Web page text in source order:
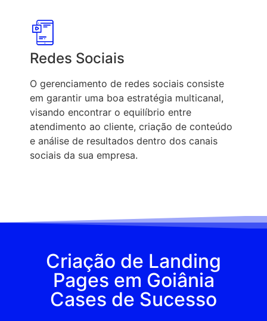
Redes Sociais
O gerenciamento de redes sociais consiste
em garantir uma boa estratégia multicanal,
visando encontrar o equilíbrio entre
atendimento ao cliente, criação de conteúdo
e análise de resultados dentro dos canais
sociais da sua empresa.
Criação de Landing
Pages em Goiânia
Cases de Sucesso